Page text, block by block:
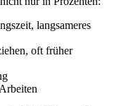
langsameres
oft früher